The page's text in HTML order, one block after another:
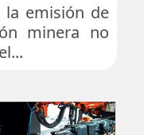
la emisión de
minera no